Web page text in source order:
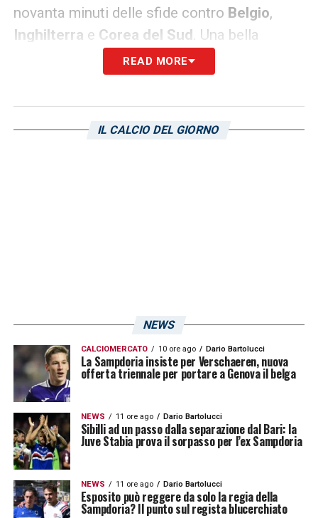
novanta minuti delle sfide contro Belgio,
Inghilterra e Corea del Sud . Una bella
notizia per l’attaccante in prestito alla
Sampdoria Women, che sarà a completa
per l’ultimo impegno dellaregular season
READ MORE
IL CALCIO DEL GIORNO
NEWS
CALCIOMERCATO 10 ore ago Dario Bartolucci
La Sampdoria insiste per Verschaeren, nuova
offerta triennale per portare a Genova il belga
NEWS 11 ore ago Dario Bartolucci
Sibilli ad un passo dalla separazione dal Bari: la
Juve Stabia prova il sorpasso per l’ex Sampdoria
NEWS 11 ore ago Dario Bartolucci
Esposito può reggere da solo la regia della
Sampdoria? Il punto sul regista blucerchiato